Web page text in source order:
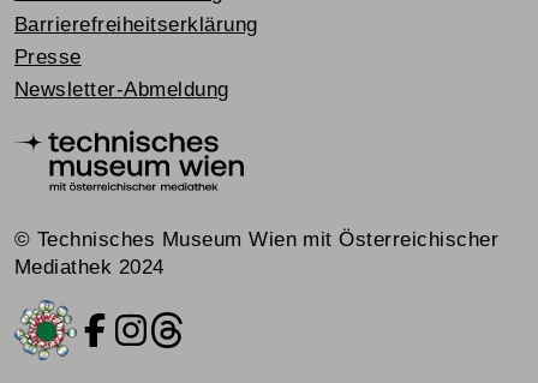
Barrierefreiheitserklärung
Presse
Newsletter-Abmeldung
© Technisches Museum Wien mit Österreichischer
Mediathek 2024